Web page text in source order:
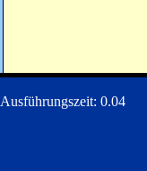
Ausführungszeit: 0.04